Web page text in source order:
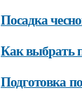
Посадка
Как выбрать
Подготовка